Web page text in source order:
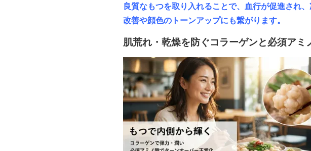
良質なもつを取り入れることで、血行が促進され
改善や顔色のトーンアップにも繋がります。
肌荒れ・乾燥を防ぐコラーゲンと必須アミ